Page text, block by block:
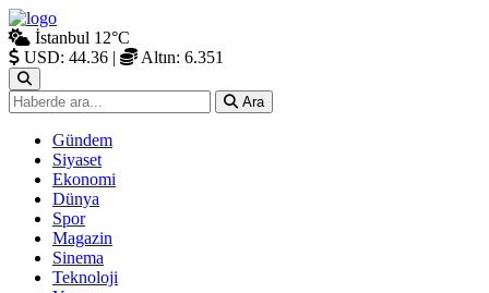
İstanbul 12°C
USD: 44.36 | Altın: 6.351
Ara
Gündem
Siyaset
Ekonomi
Dünya
Spor
Magazin
Sinema
Teknoloji